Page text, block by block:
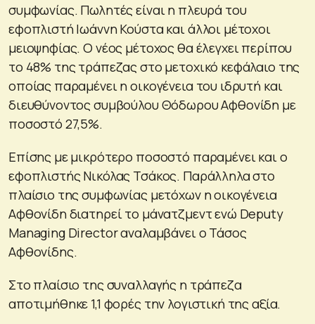
συμφωνίας. Πωλητές είναι η πλευρά του
εφοπλιστή Ιωάννη Κούστα και άλλοι μέτοχοι
μειοψηφίας. Ο νέος μέτοχος θα έλεγχει περίπου
το 48% της τράπεζας στο μετοχικό κεφάλαιο της
οποίας παραμένει η οικογένεια του ιδρυτή και
διευθύνοντος συμβούλου Θόδωρου Αφθονίδη με
ποσοστό 27,5%.
Επίσης με μικρότερο ποσοστό παραμένει και ο
εφοπλιστής Νικόλας Τσάκος. Παράλληλα στο
πλαίσιο της συμφωνίας μετόχων η οικογένεια
Αφθονίδη διατηρεί το μάνατζμεντ ενώ Deputy
Managing Director αναλαμβάνει ο Τάσος
Αφθονίδης.
Στο πλαίσιο της συναλλαγής η τράπεζα
αποτιμήθηκε 1,1 φορές την λογιστική της αξία.